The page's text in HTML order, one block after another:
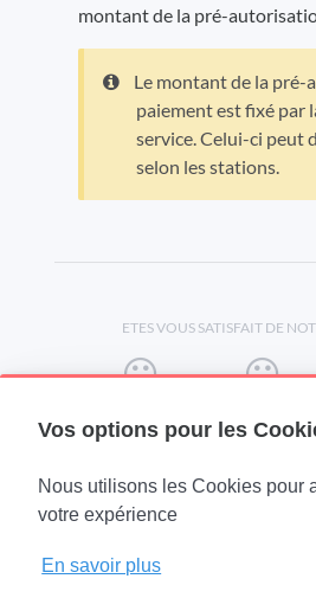
Vos options pour les
Nous utilisons les Cookies pour
votre expérience
En savoir plus
montant de la pré-
Le montant de la
paiement est fixé par
service. Celui-ci peut
selon les stations.
ETES VOUS SATISFAIT DE